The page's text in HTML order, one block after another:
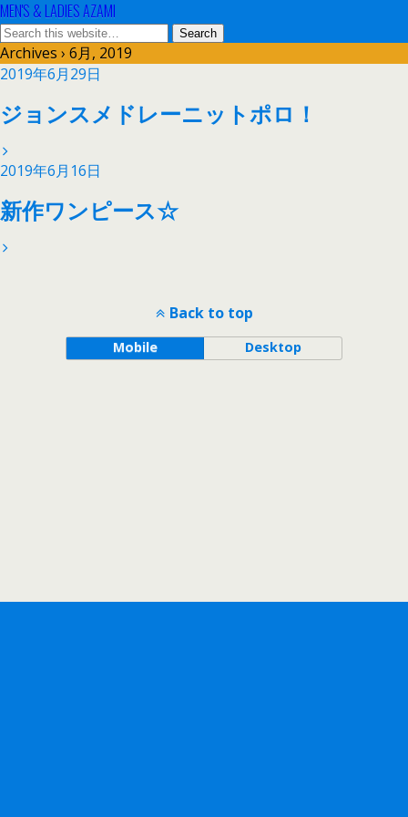
MEN'S & LADIES AZAMI
Archives › 6月, 2019
2019年6月29日
ジョンスメドレーニットポロ！
2019年6月16日
新作ワンピース☆
Back to top
Mobile Desktop